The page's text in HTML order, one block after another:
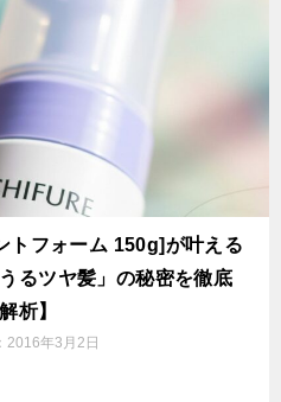
トフォーム 150g]が叶える
るツヤ髪」の秘密を徹底
析】
2016年3月2日